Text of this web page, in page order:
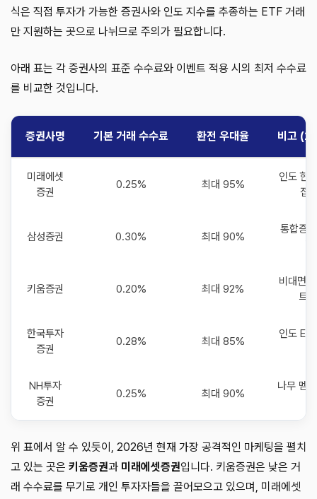
식은 직접 투자가 가능한 증권사와 인도 지수를 추종하는 ETF 거래
만 지원하는 곳으로 나뉘므로 주의가 필요합니다.
아래 표는 각 증권사의 표준 수수료와 이벤트 적용 시의 최저 수수료
를 비교한 것입니다.
증권사명 기본 거래 수수료 환전 우대율 비고
미래에셋
증권
0.25% 최대 95%
인도 현
접
삼성증권 0.30% 최대 90%
통합증
키움증권 0.20% 최대 92%
비대면
트
한국투자
증권
0.28% 최대 85%
인도
NH투자
증권
0.25% 최대 90%
나무 멤
위 표에서 알 수 있듯이, 2026년 현재 가장 공격적인 마케팅을 펼치
고 있는 곳은 키움증권과 미래에셋증권입니다. 키움증권은 낮은 거
래 수수료를 무기로 개인 투자자들을 끌어모으고 있으며, 미래에셋